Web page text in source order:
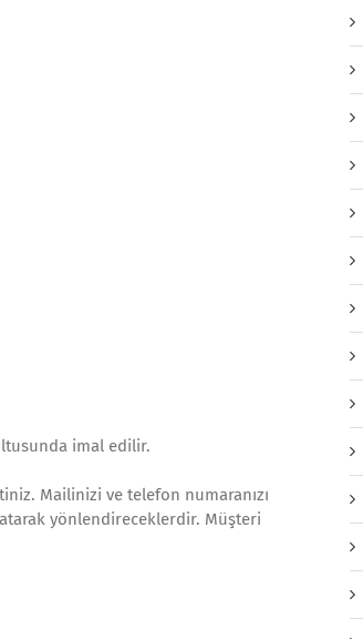
imal edilir.
Mailinizi ve telefon numaranızı
yönlendireceklerdir. Müşteri